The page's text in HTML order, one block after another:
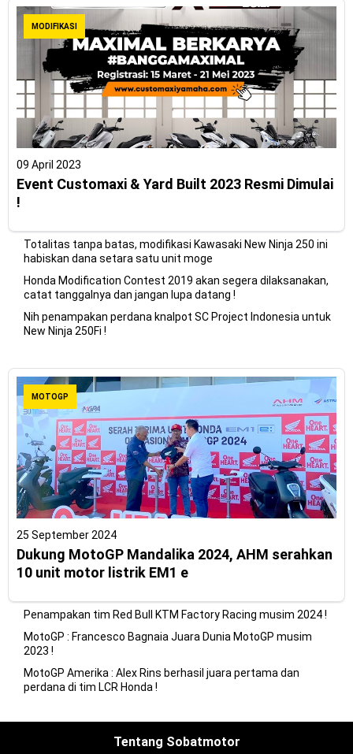
MODIFIKASI
09 April 2023
Event Customaxi & Yard Built 2023 Resmi Dimulai
!
Totalitas tanpa batas, modifikasi Kawasaki New Ninja 250 ini
habiskan dana setara satu unit moge
Honda Modification Contest 2019 akan segera dilaksanakan,
catat tanggalnya dan jangan lupa datang !
Nih penampakan perdana knalpot SC Project Indonesia untuk
New Ninja 250Fi !
MOTOGP
25 September 2024
Dukung MotoGP Mandalika 2024, AHM serahkan
10 unit motor listrik EM1 e
Penampakan tim Red Bull KTM Factory Racing musim 2024 !
MotoGP : Francesco Bagnaia Juara Dunia MotoGP musim
2023 !
MotoGP Amerika : Alex Rins berhasil juara pertama dan
perdana di tim LCR Honda !
Tentang Sobatmotor